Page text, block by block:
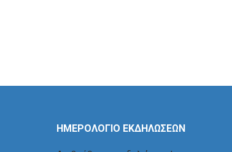
ΗΜΕΡΟΛΟΓΙΟ ΕΚΔΗΛΩΣΕΩΝ